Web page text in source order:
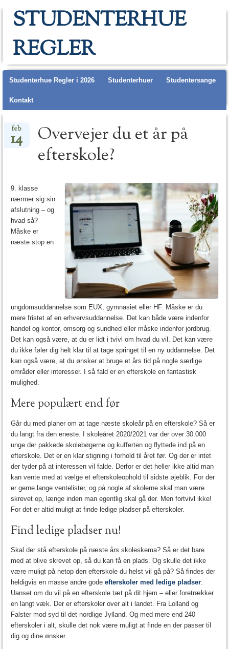
STUDENTERHUE
REGLER
Main menu
Studenterhue Regler i 2026 Studenterhuer Studentersange
Kontakt
Overvejer du et år på
efterskole?
feb
14
9. klasse
nærmer sig sin
afslutning – og
hvad så?
Måske er
næste stop en
ungdomsuddannelse som EUX, gymnasiet eller HF. Måske er du
mere fristet af en erhvervsuddannelse. Det kan både være indenfor
handel og kontor, omsorg og sundhed eller måske indenfor jordbrug.
Det kan også være, at du er lidt i tvivl om hvad du vil. Det kan være
du ikke føler dig helt klar til at tage springet til en ny uddannelse. Det
kan også være, at du ønsker at bruge et års tid på nogle særlige
områder eller interesser. I så fald er en efterskole en fantastisk
mulighed.
Mere populært end før
Går du med planer om at tage næste skoleår på en efterskole? Så er
du langt fra den eneste. I skoleåret 2020/2021 var der over 30.000
unge der pakkede skolebøgerne og kufferten og flyttede ind på en
efterskole. Det er en klar stigning i forhold til året før. Og der er intet
der tyder på at interessen vil falde. Derfor er det heller ikke altid man
kan vente med at vælge et efterskoleophold til sidste øjeblik. For der
er gerne lange ventelister, og på nogle af skolerne skal man være
skrevet op, længe inden man egentlig skal gå der. Men fortvivl ikke!
For det er altid muligt at finde ledige pladser på efterskoler.
Find ledige pladser nu!
Skal der stå efterskole på næste års skoleskema? Så er det bare
med at blive skrevet op, så du kan få en plads. Og skulle det ikke
være muligt på netop den efterskole du helst vil gå på? Så findes der
heldigvis en masse andre godeefterskoler med ledige pladser.
Uanset om du vil på en efterskole tæt på dit hjem – eller foretrækker
en langt væk. Der er efterskoler over alt i landet. Fra Lolland og
Falster mod syd til det nordlige Jylland. Og med mere end 240
efterskoler i alt, skulle det nok være muligt at finde en der passer til
dig og dine ønsker.